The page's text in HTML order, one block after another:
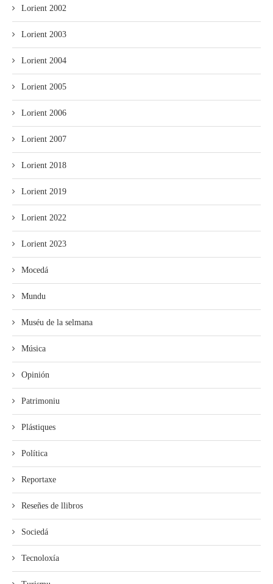
Lorient 2002
Lorient 2003
Lorient 2004
Lorient 2005
Lorient 2006
Lorient 2007
Lorient 2018
Lorient 2019
Lorient 2022
Lorient 2023
Mocedá
Mundu
Muséu de la selmana
Música
Opinión
Patrimoniu
Plástiques
Política
Reportaxe
Reseñes de llibros
Sociedá
Tecnoloxía